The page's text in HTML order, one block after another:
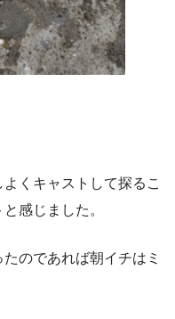
くキャストして探るこ
感じました。
のであれば朝イチはミ